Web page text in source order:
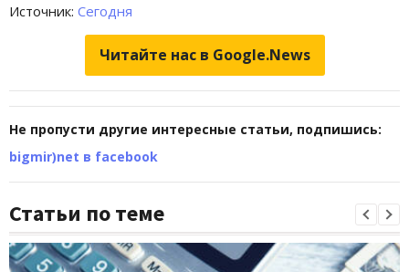
Источник: Сегодня
Читайте нас в Google.News
Не пропусти другие интересные статьи, подпишись:
bigmir)net в facebook
Статьи по теме